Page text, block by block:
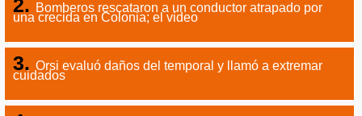
Bomberos rescataron a un conductor atrapado por
una crecida en Colonia; el video
Orsi evaluó daños del temporal y llamó a extremar
cuidados